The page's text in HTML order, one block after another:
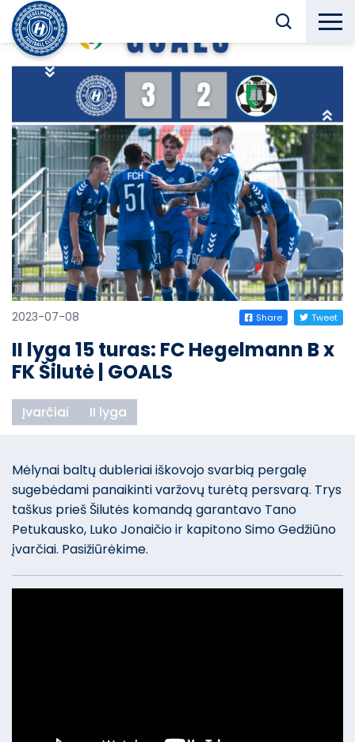
2023-07-08 Share Tweet
II lyga 15 turas: FC Hegelmann B x
FK Šilutė | GOALS
Įvarčiai II lyga
Mėlynai baltų dubleriai iškovojo svarbią pergalę
sugebėdami panaikinti varžovų turėtą persvarą. Trys
taškus prieš Šilutės komandą garantavo Tano
Petukausko, Luko Jonaičio ir kapitono Simo Gedžiūno
įvarčiai. Pasižiūrėkime.